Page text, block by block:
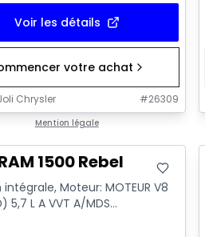
Voir les détails
votre achat
Chrysler #26309
Mention légale
1500 Rebel
Moteur: MOTEUR V8
5,7 L A VVT A/MDS
- 4 Cyl. - Essence